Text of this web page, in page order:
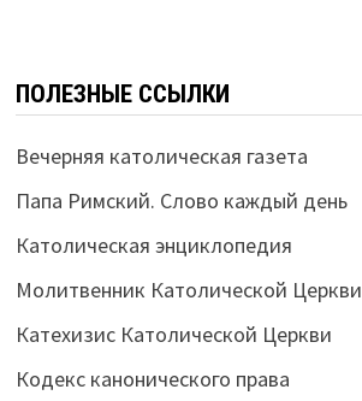
ПОЛЕЗНЫЕ ССЫЛКИ
Вечерняя католическая газета
Папа Римский. Слово каждый день
Католическая энциклопедия
Молитвенник Католической Церкви
Катехизис Католической Церкви
Кодекс канонического права